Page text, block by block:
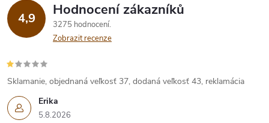
4,9 Hodnocení zákazníků
3275 hodnocení
Zobrazit recenze
Erika
5.8.2026
Sklamanie, objednaná veľkosť 37, dodaná veľkosť 43, reklamácia